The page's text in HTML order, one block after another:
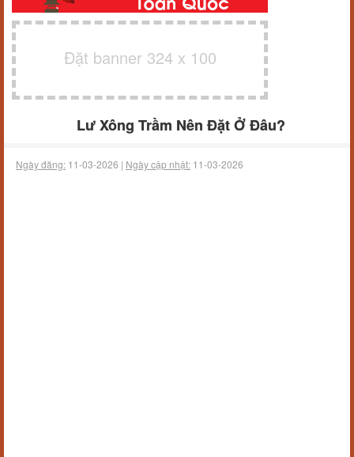
Đặt banner 324 x 100
Lư Xông Trầm Nên Đặt Ở Đâu?
Ngày đăng: 11-03-2026 | Ngày cập nhật: 11-03-2026